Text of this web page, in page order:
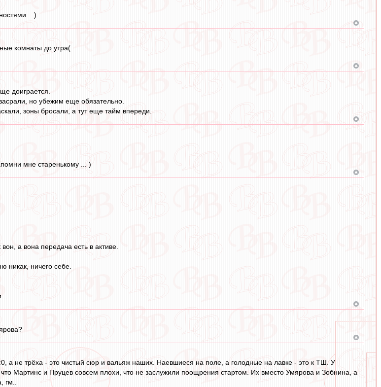
.. )
комнаты до утра(
доиграется.
но убежим еще обязательно.
зоны бросали, а тут еще тайм впереди.
мне старенькому ... )
а вона передача есть в активе.
никак, ничего себе.
а не трёха - это чистый сюр и вальяж наших. Наевшиеся на поле, а голодные на лавке - это к ТШ. У
Мартинс и Пруцев совсем плохи, что не заслужили поощрения стартом. Их вместо Умярова и Зобнина, а
гм..